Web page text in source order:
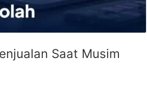
Saat Musim